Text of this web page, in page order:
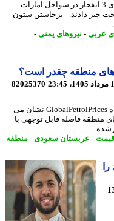
منابع محلی بامداد چهارشنبه از شنیده شدن صدای 3 انفجار در سواحل امارات
دادند. - برخاستن ستون
- نیروهای یمنی-
منطقه چقدر است؟
82025370
به گزارش رسانه 7، داده های منتشرشده از پایگاه GlobalPetrolPrices نشان می
فاصله قابل توجهی با
-عربستان سعودی-منطقه